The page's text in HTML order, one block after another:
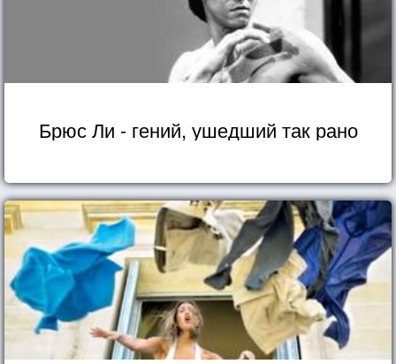
Брюс Ли - гений, ушедший так рано